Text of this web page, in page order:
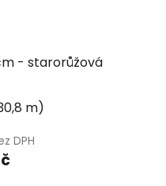
- starorůžová
m)
DPH